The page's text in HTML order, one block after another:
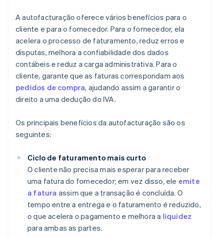
A autofacturação oferece vários benefícios para o
cliente e para o fornecedor. Para o fornecedor, ela
acelera o processo de faturamento, reduz erros e
disputas, melhora a confiabilidade dos dados
contábeis e reduz a carga administrativa. Para o
cliente, garante que as faturas correspondam aos
pedidos de compra, ajudando assim a garantir o
direito a uma dedução do IVA.
Os principais benefícios da autofacturação são os
seguintes:
Ciclo de faturamento mais curto
O cliente não precisa mais esperar para receber
uma fatura do fornecedor; em vez disso, ele emite
a fatura assim que a transação é concluída. O
tempo entre a entrega e o faturamento é reduzido,
o que acelera o pagamento e melhora a liquidez
para ambas as partes.